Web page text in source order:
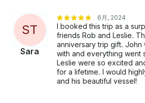
ST
Sara
6月, 2024
I booked this trip as a
friends Rob and Leslie.
anniversary trip gift. John
with and everything went
Leslie were so excited
for a lifetime. I would
and his beautiful vessel!